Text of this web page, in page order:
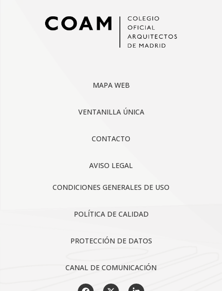
MAPA WEB
VENTANILLA ÚNICA
CONTACTO
AVISO LEGAL
CONDICIONES GENERALES DE USO
POLÍTICA DE CALIDAD
PROTECCIÓN DE DATOS
CANAL DE COMUNICACIÓN